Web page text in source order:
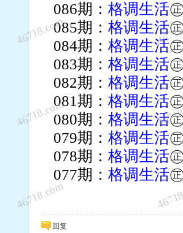
086期：格调生活
085期：格调生活
084期：格调生活
083期：格调生活
082期：格调生活
081期：格调生活
080期：格调生活
079期：格调生活
078期：格调生活
077期：格调生活
回复
46718.com
46718.com
46718.com